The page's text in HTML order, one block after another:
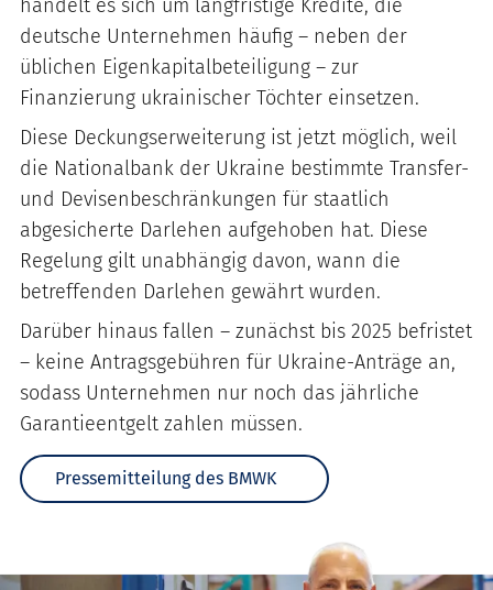
handelt es sich um langfristige Kredite, die
deutsche Unternehmen häufig – neben der
üblichen Eigenkapitalbeteiligung – zur
Finanzierung ukrainischer Töchter einsetzen.
Diese Deckungserweiterung ist jetzt möglich, weil
die Nationalbank der Ukraine bestimmte Transfer-
und Devisenbeschränkungen für staatlich
abgesicherte Darlehen aufgehoben hat. Diese
Regelung gilt unabhängig davon, wann die
betreffenden Darlehen gewährt wurden.
Darüber hinaus fallen – zunächst bis 2025 befristet
– keine Antragsgebühren für Ukraine-Anträge an,
sodass Unternehmen nur noch das jährliche
Garantieentgelt zahlen müssen.
Pressemitteilung des BMWK